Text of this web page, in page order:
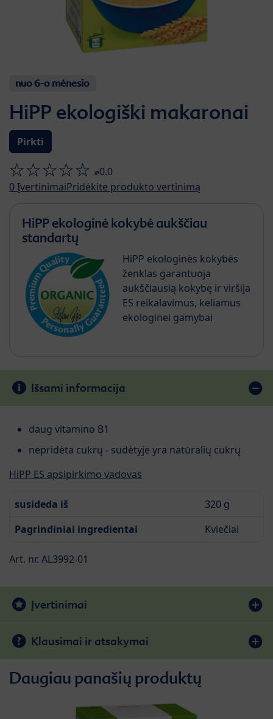
nuo 6-o mėnesio
HiPP ekologiški makaronai
Pirkti
⌀0.0
0ĮvertinimaiPridėkite produkto vertinimą
HiPP ekologinė kokybė aukščiau
standartų
HiPP ekologinės kokybės
ženklas garantuoja
aukščiausią kokybę ir viršija
ES reikalavimus, keliamus
ekologinei gamybai
Išsami informacija
daug vitamino B1
nepridėta cukrų - sudėtyje yra natūralių cukrų
HiPP ES apsipirkimo vadovas
susideda iš
320 g
Pagrindiniai ingredientai
Kviečiai
Art. nr. AL3992-01
Įvertinimai
Klausimai ir atsakymai
Daugiau panašių produktų